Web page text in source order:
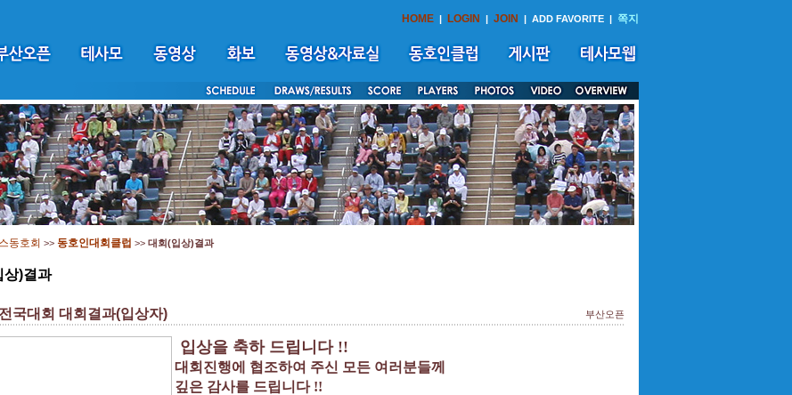
HOME | LOGIN | JOIN | ADD FAVORITE | 쪽지
동호회 >> 동호인대회클럽 >> 대회(입상)결과
상)결과
국대회 대회결과(입상자) 부산오픈
입상을 축하 드립니다 !!
대회진행에 협조하여 주신 모든 여러분들께
깊은 감사를 드립니다 !!